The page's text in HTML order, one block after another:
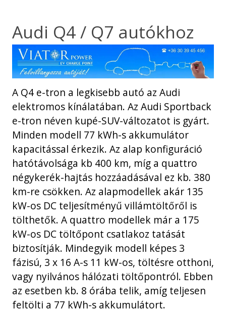
content
Audi Q4 / Q7 autókhoz
A Q4 e-tron a legkisebb autó az Audi
elektromos kínálatában. Az Audi Sportback
e-tron néven kupé-SUV-változatot is gyárt.
Minden modell 77 kWh-s akkumulátor
kapacitással érkezik. Az alap konfiguráció
hatótávolsága kb 400 km, míg a quattro
négykerék-hajtás hozzáadásával ez kb. 380
km-re csökken. Az alapmodellek akár 135
kW-os DC teljesítményű villámtöltőről is
tölthetők. A quattro modellek már a 175
kW-os DC töltőpont csatlakoz tatását
biztosítják. Mindegyik modell képes 3
fázisú, 3 x 16 A-s 11 kW-os, töltésre otthoni,
vagy nyilvános hálózati töltőpontról. Ebben
az esetben kb. 8 órába telik, amíg teljesen
feltölti a 77 kWh-s akkumulátort.